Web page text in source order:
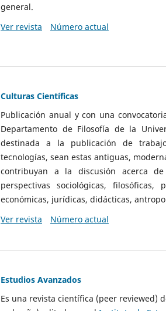
general.
Ver revista
Número actual
Culturas Científicas
Publicación anual y con una
Departamento de Filosofía de la
destinada a la publicación de
tecnologías, sean estas antiguas,
contribuyan a la discusión acerca
perspectivas sociológicas, filosóficas,
económicas, jurídicas, didácticas,
Ver revista
Número actual
Estudios Avanzados
Es una revista científica (peer reviewed)